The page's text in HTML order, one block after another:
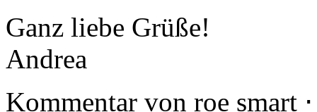
Ganz liebe Grüße!
Andrea
Kommentar von roe smart ⋅